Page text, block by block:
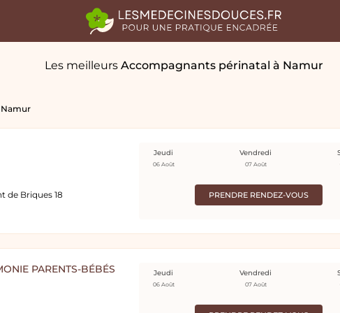
Les meilleurs Accompagnants périnatal à Namur
Namur
de Briques 18
PRENDRE RENDEZ-VOUS
Jeudi
06 Août
Vendredi
07 Août
PARENTS-BÉBÉS Jeudi
06 Août
Vendredi
07 Août